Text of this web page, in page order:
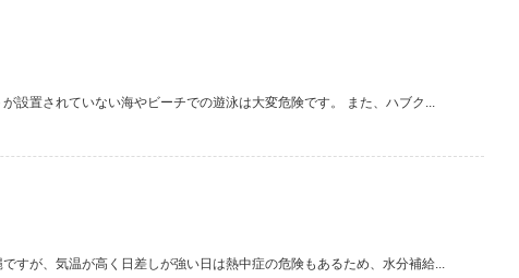
設置されていない海やビーチでの遊泳は大変危険です。 また、ハブク...
すが、気温が高く日差しが強い日は熱中症の危険もあるため、水分補給...